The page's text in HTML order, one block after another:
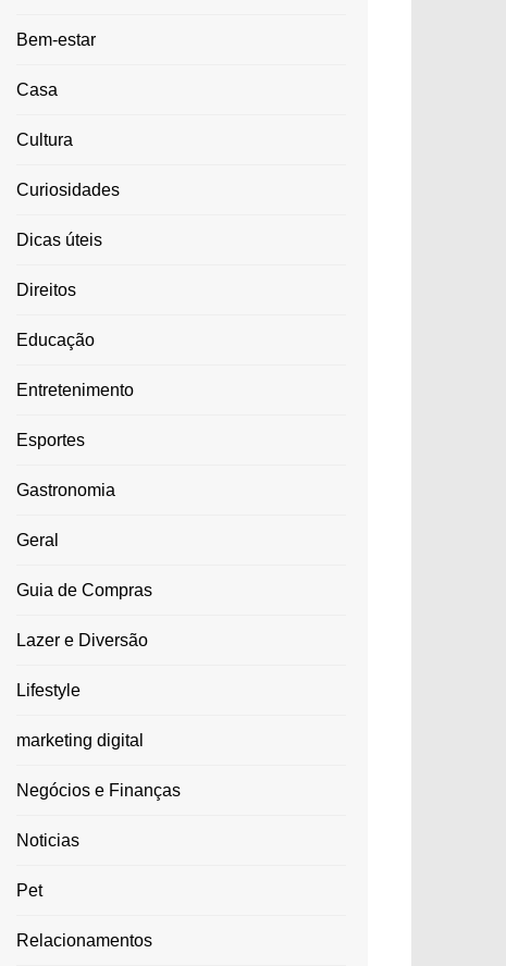
Bem-estar
Casa
Cultura
Curiosidades
Dicas úteis
Direitos
Educação
Entretenimento
Esportes
Gastronomia
Geral
Guia de Compras
Lazer e Diversão
Lifestyle
marketing digital
Negócios e Finanças
Noticias
Pet
Relacionamentos